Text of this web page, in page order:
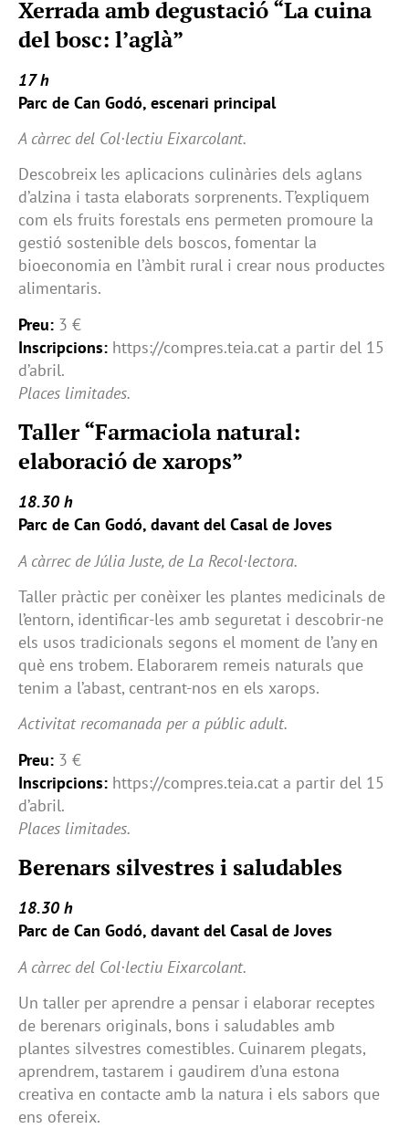
Xerrada amb degustació “La cuina
del bosc: l’aglà”
17 h
Parc de Can Godó, escenari principal
A càrrec del Col·lectiu Eixarcolant.
Descobreix les aplicacions culinàries dels aglans
d’alzina i tasta elaborats sorprenents. T’expliquem
com els fruits forestals ens permeten promoure la
gestió sostenible dels boscos, fomentar la
bioeconomia en l’àmbit rural i crear nous productes
alimentaris.
Preu: 3 €
Inscripcions: https://compres.teia.cat a partir del 15
d’abril.
Places limitades.
Taller “Farmaciola natural:
elaboració de xarops”
18.30 h
Parc de Can Godó, davant del Casal de Joves
A càrrec de Júlia Juste, de La Recol·lectora.
Taller pràctic per conèixer les plantes medicinals de
l’entorn, identificar-les amb seguretat i descobrir-ne
els usos tradicionals segons el moment de l’any en
què ens trobem. Elaborarem remeis naturals que
tenim a l’abast, centrant-nos en els xarops.
Activitat recomanada per a públic adult.
Preu: 3 €
Inscripcions: https://compres.teia.cat a partir del 15
d’abril.
Places limitades.
Berenars silvestres i saludables
18.30 h
Parc de Can Godó, davant del Casal de Joves
A càrrec del Col·lectiu Eixarcolant.
Un taller per aprendre a pensar i elaborar receptes
de berenars originals, bons i saludables amb
plantes silvestres comestibles. Cuinarem plegats,
aprendrem, tastarem i gaudirem d’una estona
creativa en contacte amb la natura i els sabors que
ens ofereix.